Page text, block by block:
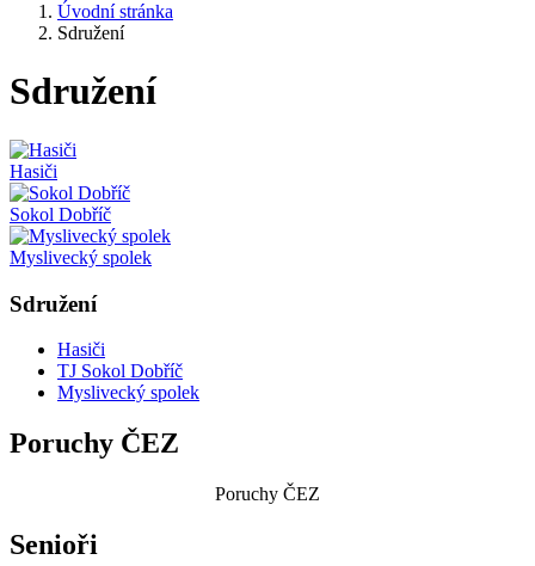
Úvodní stránka
Sdružení
Sdružení
Hasiči
Sokol Dobříč
Myslivecký spolek
Sdružení
Hasiči
TJ Sokol Dobříč
Myslivecký spolek
Poruchy ČEZ
Poruchy ČEZ
Senioři